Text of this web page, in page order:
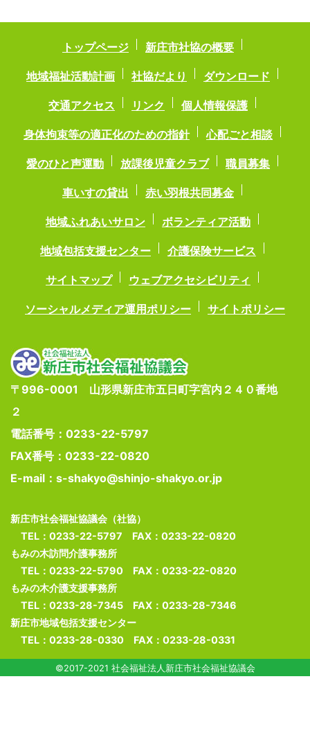
トップページ 新庄市社協の概要
地域福祉活動計画 社協だより ダウンロード
交通アクセス リンク 個人情報保護
身体拘束等の適正化のための指針 心配ごと相談
愛のひと声運動 放課後児童クラブ 職員募集
車いすの貸出 赤い羽根共同募金
地域ふれあいサロン ボランティア活動
地域包括支援センター 介護保険サービス
サイトマップ ウェブアクセシビリティ
ソーシャルメディア運用ポリシー サイトポリシー
〒996-0001 山形県新庄市五日町字宮内２４０番地
２
電話番号：0233-22-5797
FAX番号：0233-22-0820
E-mail：s-shakyo@shinjo-shakyo.or.jp
新庄市社会福祉協議会（社協）
TEL：0233-22-5797 FAX：0233-22-0820
もみの木訪問介護事務所
TEL：0233-22-5790 FAX：0233-22-0820
もみの木介護支援事務所
TEL：0233-28-7345 FAX：0233-28-7346
新庄市地域包括支援センター
TEL：0233-28-0330 FAX：0233-28-0331
©2017-2021 社会福祉法人新庄市社会福祉協議会